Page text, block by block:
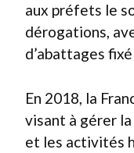
aux préfets le
dérogations,
d’abattages
En 2018, la
visant à gérer
et les activités